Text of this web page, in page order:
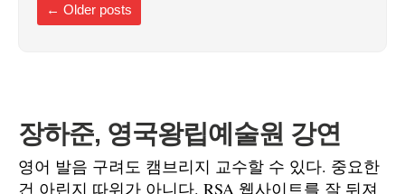
← Older posts
장하준, 영국왕립예술원 강연
영어 발음 구려도 캠브리지 교수할 수 있다. 중요한
건 아린지 따위가 아니다. RSA 웹사이트를 잘 뒤져